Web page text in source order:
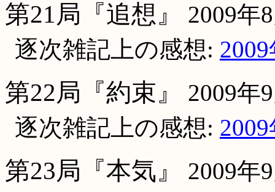
第21局『追想』
2009年
逐次雑記上の感想:
第22局『約束』
2009年
逐次雑記上の感想:
第23局『本気』
2009年